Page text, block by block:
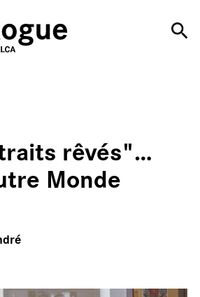
AU CONTENU PRINCIPAL
rêvés"…
Monde